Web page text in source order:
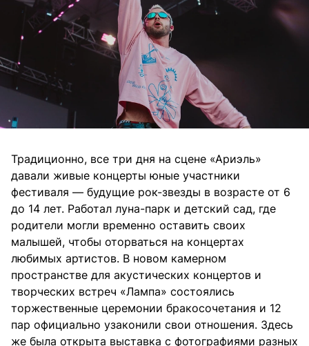
Традиционно, все три дня на сцене «Ариэль»
давали живые концерты юные участники
фестиваля — будущие рок-звезды в возрасте от 6
до 14 лет. Работал луна-парк и детский сад, где
родители могли временно оставить своих
малышей, чтобы оторваться на концертах
любимых артистов. В новом камерном
пространстве для акустических концертов и
творческих встреч «Лампа» состоялись
торжественные церемонии бракосочетания и 12
пар официально узаконили свои отношения. Здесь
же была открыта выставка с фотографиями разных